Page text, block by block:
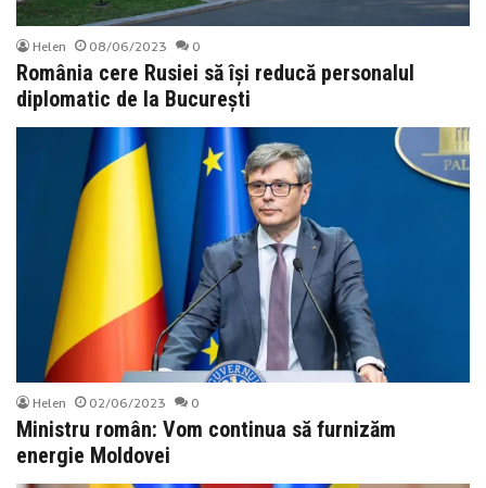
Helen 08/06/2023 0
România cere Rusiei să își reducă personalul
diplomatic de la București
Helen 02/06/2023 0
Ministru român: Vom continua să furnizăm
energie Moldovei